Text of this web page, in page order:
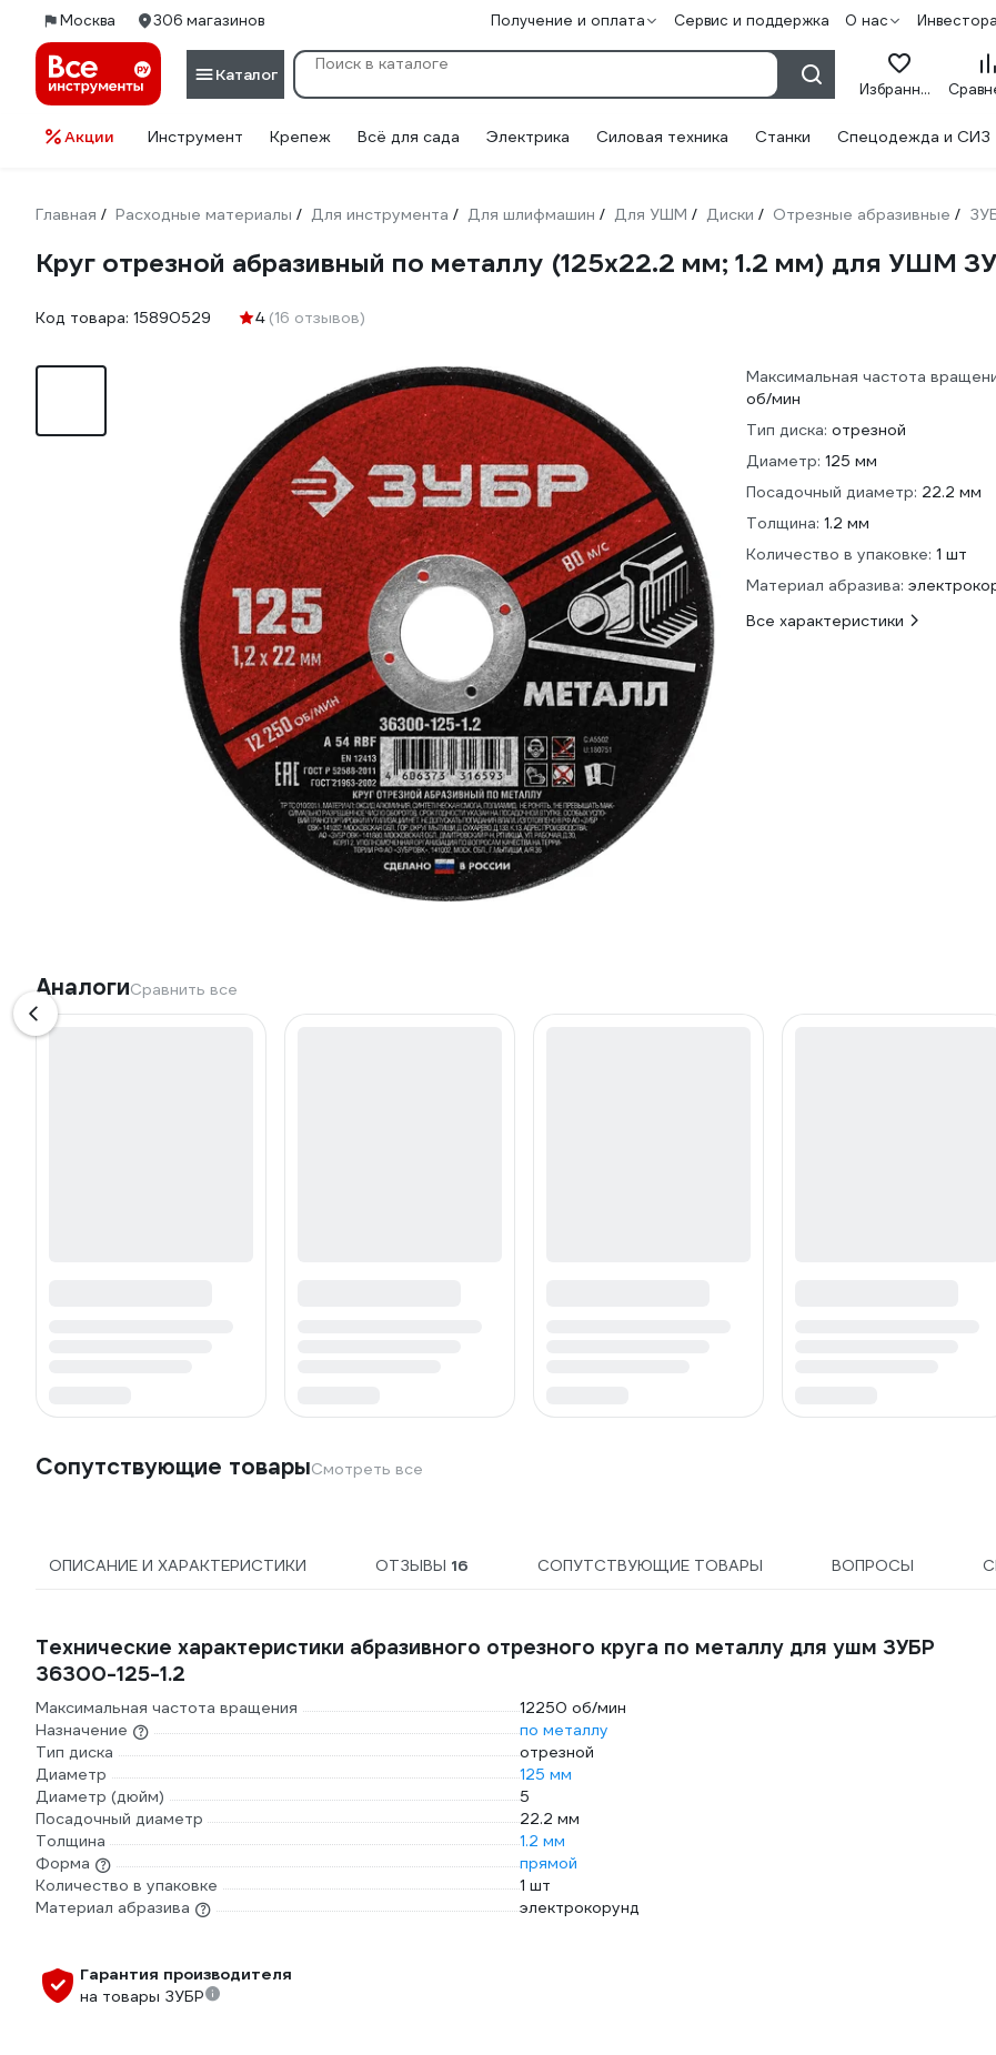
Москва 306 магазинов Получение и оплата Сервис и поддержка О нас
Каталог
Избранное
Акции Инструмент Крепеж Всё для сада Электрика Силовая техника Станки Спецодежда и СИЗ
Главная / Расходные материалы / Для инструмента / Для шлифмашин / Для УШМ / Диски / Отрезные абразивные /
Круг отрезной абразивный по металлу (125х22.2 мм; 1.2 мм) для УШМ
Код товара: 15890529 4 (16 отзывов)
Максимальная частота
об/мин
Тип диска: отрезной
Диаметр: 125 мм
Посадочный диаметр: 22.2 мм
Толщина: 1.2 мм
Количество в упаковке: 1 шт
Материал абразива:
Все характеристики
АналогиСравнить все
Сопутствующие товарыСмотреть все
ОПИСАНИЕ И ХАРАКТЕРИСТИКИ ОТЗЫВЫ 16 СОПУТСТВУЮЩИЕ ТОВАРЫ ВОПРОСЫ
Технические характеристики абразивного отрезного круга по металлу для ушм ЗУБР
36300-125-1.2
Максимальная частота вращения
12250 об/мин
Назначение
по металлу
Тип диска
отрезной
Диаметр
125 мм
Диаметр (дюйм)
5
Посадочный диаметр
22.2 мм
Толщина
1.2 мм
Форма
прямой
Количество в упаковке
1 шт
Материал абразива
электрокорунд
Гарантия производителя
на товары ЗУБР